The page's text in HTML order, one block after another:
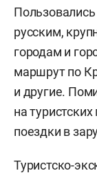
русским,
городам и
маршрут по
и другие.
на
поездки в
Туристско-